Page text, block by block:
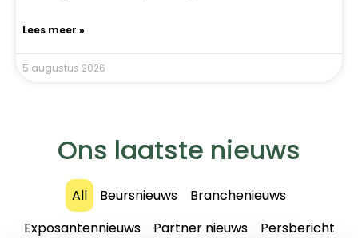
Lees meer »
5 augustus 2026
Ons laatste nieuws
Beursnieuws
Branchenieuws
Exposantennieuws
Partner nieuws Persbericht
All